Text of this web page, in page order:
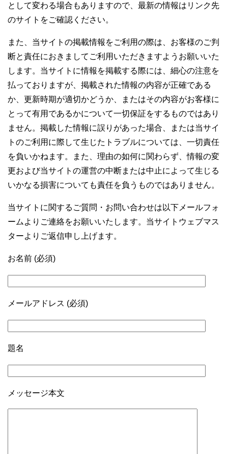
として変わる場合もありますので、最新の情報はリンク先
のサイトをご確認ください。
また、当サイトの掲載情報をご利用の際は、お客様のご判
断と責任におきましてご利用いただきますようお願いいた
します。当サイトに情報を掲載する際には、細心の注意を
払っておりますが、掲載された情報の内容が正確である
か、更新時期が適切かどうか、またはその内容がお客様に
とって有用であるかについて一切保証をするものではあり
ません。掲載した情報に誤りがあった場合、または当サイ
トのご利用に際して生じたトラブルについては、一切責任
を負いかねます。また、理由の如何に関わらず、情報の変
更および当サイトの運営の中断または中止によって生じる
いかなる損害についても責任を負うものではありません。
当サイトに関するご質問・お問い合わせは以下メールフォ
ームよりご連絡をお願いいたします。当サイトウェブマス
ターよりご返信申し上げます。
お名前 (必須)
メールアドレス (必須)
題名
メッセージ本文